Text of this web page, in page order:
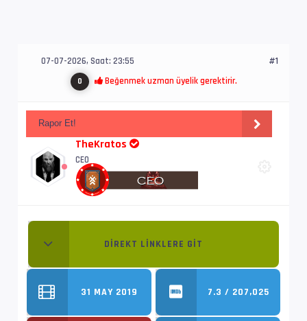
07-07-2026, Saat: 23:55
0 Beğenmek uzman üyelik gerektirir.
#1
Rapor Et!
TheKratos
CEO
DIREKT LINKLERE GIT
31 MAY 2019 7.3 / 207,025